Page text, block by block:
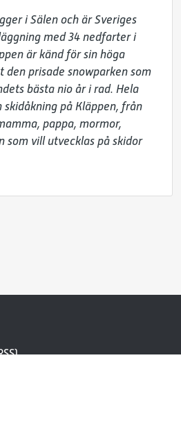
i Sälen och är Sveriges
med 34 nedfarter i
är känd för sin höga
den prisade snowparken som
bästa nio år i rad. Hela
på Kläppen, från
pappa, mormor,
vill utvecklas på skidor